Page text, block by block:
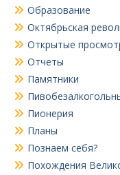
Образование
Октябрьская
Открытые
Отчеты
Памятники
Пионерия
Планы
Познаем себя?
Похождения